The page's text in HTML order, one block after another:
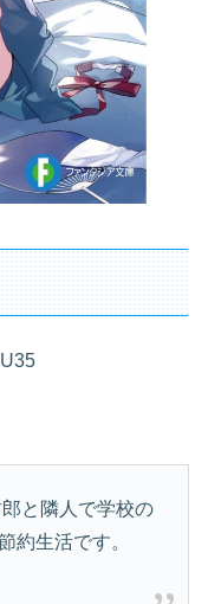
と隣人で学校の
約生活です。